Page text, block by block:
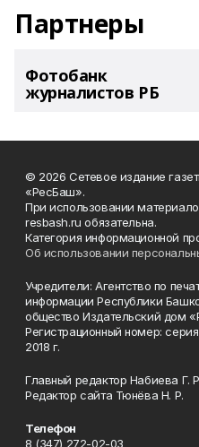
Партнеры
Фотобанк
журналистов РБ
© 2026 Сетевое издание
«РесБаш».
При использовании
resbash.ru обязательна.
Категория информационной
Об использовании
Учредители: Агентство по
информации Республики
общество Издательский дом
Регистрационный номер:
2018 г.
Главный редактор Набиева Г.
Редактор сайта Тюнёва Н. Р.
Телефон
8 (347) 272-02-03